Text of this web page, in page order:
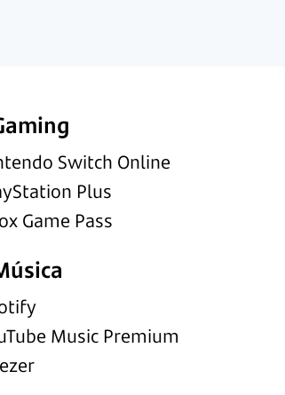
Switch Online
Plus
Game Pass
Music Premium